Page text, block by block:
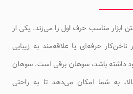
ابزار مناسب حرف اول را می‌زند. یکی از
حرفه‌ای یا علاقه‌مند به زیبایی
داشته باشد، سوهان برقی است. سوهان
به شما امکان می‌دهد تا به راحتی